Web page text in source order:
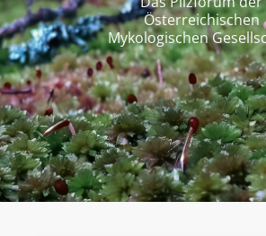
Österreichischen
Mykologischen